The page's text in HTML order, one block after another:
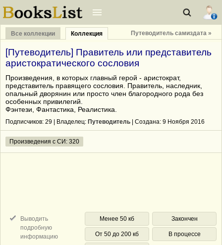
Все коллекции Коллекция Путеводитель самиздата »
[Путеводитель] Правитель или представитель
аристократического сословия
Произведения, в которых главный герой - аристократ,
представитель правящего сословия. Правитель, наследник,
опальный дворянин или просто член благородного рода без
особенных привилегий.
Фэнтези, Фантастика, Реалистика.
Подписчиков: 29 | Владелец: Путеводитель | Cоздана: 9 Ноября 2016
Произведения с СИ: 320
Выводить
подробную
информацию
Менее 50 кб
От 50 до 200 кб
Закончен
В процессе